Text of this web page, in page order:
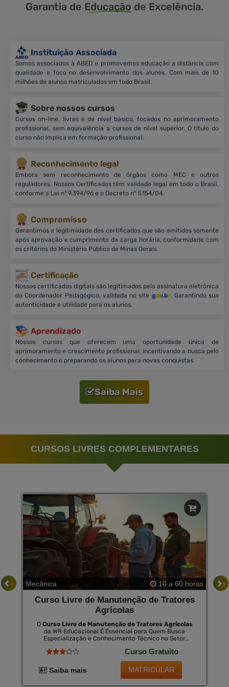
Garantia de Educação de Excelência.
Instituição Associada
Somos associados à ABED e promovemos educação a distância com
qualidade e foco no desenvolvimento dos alunos. Com mais de 10
milhões de alunos matriculados em todo Brasil.
Sobre nossos cursos
Cursos on-line, livres e de nível básico, focados no aprimoramento
profissional, sem equivalência a cursos de nível superior. O título do
curso não implica em formação profissional.
Reconhecimento legal
Embora sem reconhecimento de órgãos como MEC e outros
reguladores. Nossos Certificados têm validade legal em todo o Brasil,
conforme a Lei nº 9.394/96 e o Decreto nº 5.154/04.
Compromisso
Garantimos a legitimidade dos certificados que são emitidos somente
após aprovação e cumprimento da carga horária, conformidade com
os critérios do Ministério Público de Minas Gerais.
Certificação
Nossos certificados digitais são legitimados pela assinatura eletrônica
do Coordenador Pedagógico, validada no site gov.br. Garantindo sua
autenticidade e utilidade para os alunos.
Aprendizado
Nossos cursos que oferecem uma oportunidade única de
aprimoramento e crescimento profissional, incentivando a busca pelo
conhecimento e preparando os alunos para novas conquistas.
Saiba Mais
CURSOS LIVRES COMPLEMENTARES
Mecânica 10 a 60 horas
Curso Livre de Manutenção de Tratores
Agrícolas
O Curso Livre de Manutenção de Tratores Agrícolas
da WR Educacional É Essencial para Quem Busca
Especialização e Conhecimento Técnico no Setor
e Manutenção Preventiva de Tratores, Este Curso
Equipa os Alunos com Competências Cruciais para a
Manutenção Eficaz da Maquinaria. Este É Um Passo
Decisivo para Profissionalização e Aprimoramento
Curso Gratuito
Saiba mais MATRICULAR
‹ ›